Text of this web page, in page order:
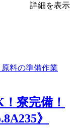
詳細を表示
寮完備！
》